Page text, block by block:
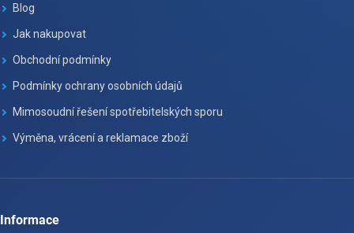
Blog
Jak nakupovat
Obchodní podmínky
Podmínky ochrany osobních údajů
Mimosoudní řešení spotřebitelských sporu
Výměna, vrácení a reklamace zboží
Informace